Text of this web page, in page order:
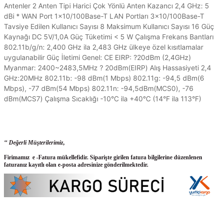
Antenler 2 Anten Tipi Harici Çok Yönlü Anten Kazancı 2,4 GHz: 5
dBi * WAN Port 1×10/100Base-T LAN Portları 3×10/100Base-T
Tavsiye Edilen Kullanıcı Sayısı 8 Maksimum Kullanıcı Sayısı 16 Güç
Kaynağı DC 5V/1,0A Güç Tüketimi < 5 W Çalışma Frekans Bantları
802.11b/g/n: 2,400 GHz ila 2,483 GHz ülkeye özel kısıtlamalar
uygulanabilir Güç İletimi Genel: CE EIRP: ?20dBm (2,4GHz)
Myanmar: 2400~2483,5MHz ? 20dBm(EIRP) Alış Hassasiyeti 2,4
GHz:20MHz 802.11b: -98 dBm(1 Mbps) 802.11g: -94,5 dBm(6
Mbps), -77 dBm(54 Mbps) 802.11n: -94,5dBm(MCS0), -76
dBm(MCS7) Çalışma Sıcaklığı -10°C ila +40°C (14°F ila 113°F)
‘‘ Değerli Müşterilerimiz,
Firimamız e -Fatura mükellefidir. Siparişte girilen fatura bilgilerine düzenlenen
faturanız kayıtlı olan e-posta adresinize gönderilmektedir.